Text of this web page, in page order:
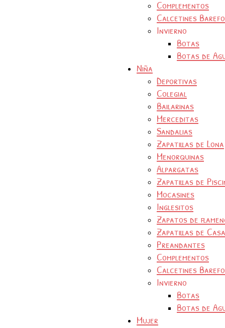
Complementos
Calcetines
Invierno
Botas
Botas de
Niña
Deportivas
Colegial
Bailarinas
Merceditas
Sandalias
Zapatillas de Lona
Menorquinas
Alpargatas
Zapatillas de
Mocasines
Inglesitos
Zapatos de
Zapatillas de Casa
Preandantes
Complementos
Calcetines
Invierno
Botas
Botas de
Mujer